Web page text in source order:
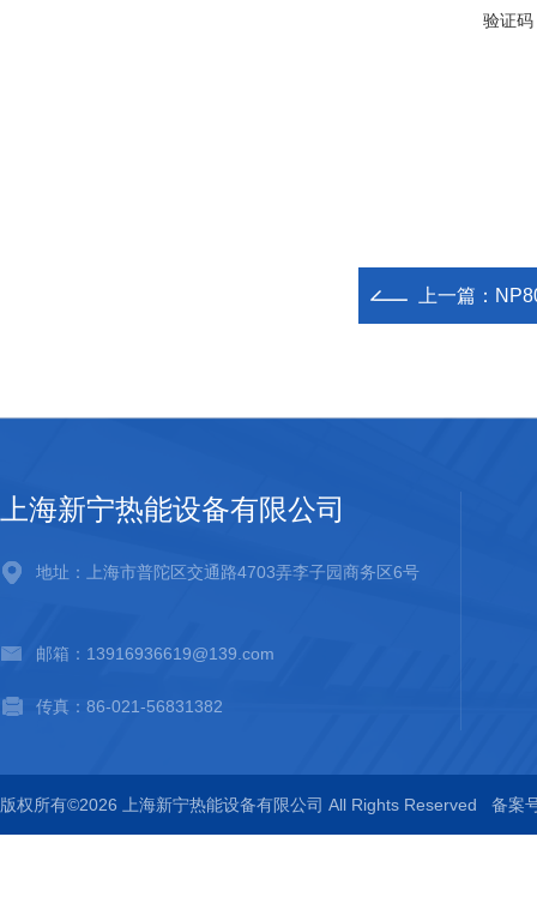
验证码
上一篇：
上海新宁热能设备有限公司
地址：上海市普陀区交通路4703弄李子园商务区6号
邮箱：13916936619@139.com
传真：86-021-56831382
版权所有©2026 上海新宁热能设备有限公司 All Rights Reserved 备案